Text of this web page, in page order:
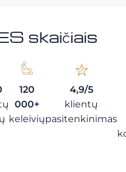
skaičiais
120
000+
keleivių
4,9/5
klientų
pasitenkinimas